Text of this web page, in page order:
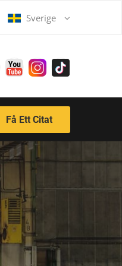
Sverige
Få Ett Citat